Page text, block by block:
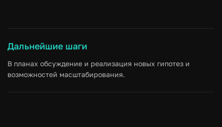
Дальнейшие шаги
В планах обсуждение и реализация новых гипотез и
возможностей масштабирования.